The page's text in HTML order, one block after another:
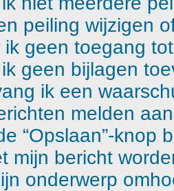
peiling wijzigen
ik geen toegang
geen bijlagen
ik een
melden
“Opslaan”-knop
mijn bericht
onderwerp